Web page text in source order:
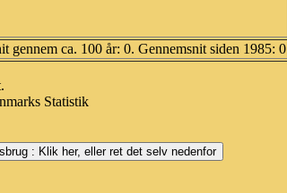
gennem ca. 100 år: 0. Gennemsnit siden 1985: 0
Statistik